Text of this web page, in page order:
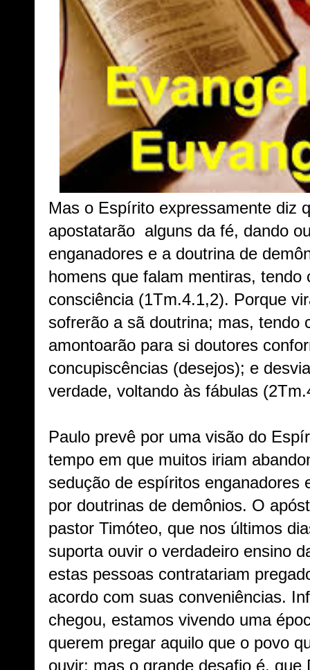
Mas o Espírito expressamente diz
apostatarão alguns da fé, dando
enganadores e a doutrina de
homens que falam mentiras, tendo
consciência (1Tm.4.1,2). Porque
sofrerão a sã doutrina; mas, tendo
amontoarão para si doutores
concupiscências (desejos); e
verdade, voltando às fábulas
Paulo prevê por uma visão do
tempo em que muitos iriam
sedução de espíritos enganadores
por doutrinas de demônios. O
pastor Timóteo, que nos últimos
suporta ouvir o verdadeiro ensino
estas pessoas contratariam
acordo com suas conveniências.
chegou, estamos vivendo uma
querem pregar aquilo que o povo
ouvir; mas o grande desafio é, que